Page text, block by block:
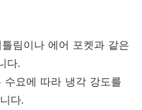
림이나 에어 포켓과 같은
다.
요에 따라 냉각 강도를
다.